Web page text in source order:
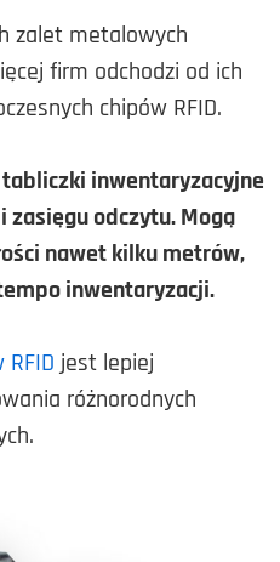
zalet metalowych
firm odchodzi od ich
chipów RFID.
inwentaryzacyjne
odczytu. Mogą
nawet kilku metrów,
inwentaryzacji.
jest lepiej
różnorodnych